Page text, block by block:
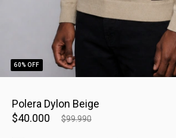
60% OFF
Polera Dylon Beige
$40.000
$99.990